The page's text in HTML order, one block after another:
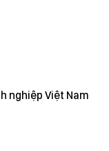
nghiệp Việt Nam